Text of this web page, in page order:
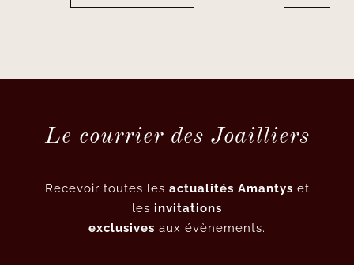
Le courrier des Joailliers
Recevoir toutes les actualités Amantys et
les invitations
exclusives aux évènements.